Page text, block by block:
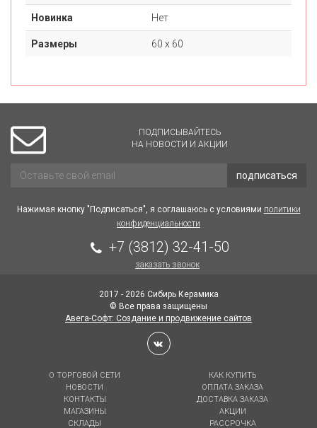
Новинка Нет
Размеры 60 х 60
ПОДПИСЫВАЙТЕСЬ
НА НОВОСТИ И АКЦИИ
подписаться
Нажимая кнопку "Подписаться", я соглашаюсь с условиями политики
конфиденциальности
+7 (3812) 32-41-50
заказать звонок
2017 - 2026 Сибирь Керамика
© Все права защищены
Авега-Софт: Создание и продвижение сайтов
О ТОРГОВОЙ СЕТИ
НОВОСТИ
КОНТАКТЫ
МАГАЗИНЫ
СКЛАДЫ
КАК КУПИТЬ
ОПЛАТА ЗАКАЗА
ДОСТАВКА ЗАКАЗА
АКЦИИ
РАССРОЧКА